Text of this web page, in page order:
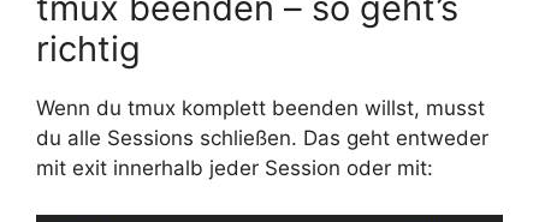
richtig
Wenn du tmux komplett beenden willst, musst
du alle Sessions schließen. Das geht entweder
mit exit innerhalb jeder Session oder mit: